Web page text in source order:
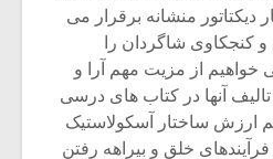
منشانه برقرار می
کنجکاوی شاگردان را
خواهیم از مزیت مهم آرا و
آنها در کتاب های درسی
ارزش ساختار آسکولاستیک
خلق و بیراهه رفتن